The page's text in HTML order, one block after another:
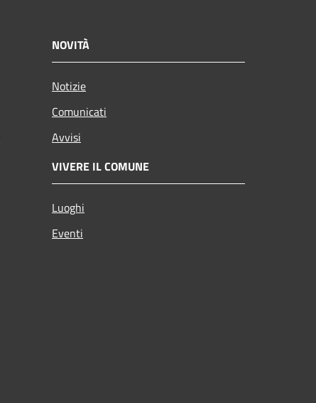
NOVITÀ
Notizie
Comunicati
Avvisi
VIVERE IL COMUNE
Luoghi
Eventi